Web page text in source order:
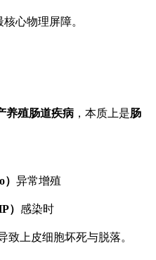
心物理屏障。
养殖肠道疾病 ，本质上是肠
异常增殖
） 感染时
致上皮细胞坏死与脱落。